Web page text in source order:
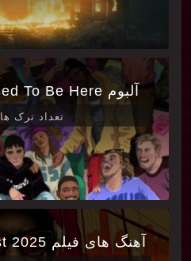
آلبوم I’m Not Supposed To Be Here
تعداد ترک ها 17
آهنگ های فیلم Highest 2 Lowest 2025